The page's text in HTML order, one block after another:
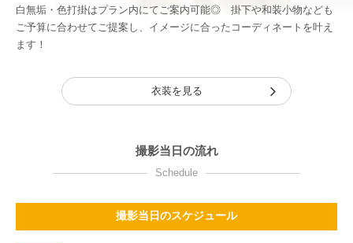
白無垢・色打掛はプラン内にてご案内可能◎ 掛下や和装小物なども
ご予算に合わせてご提案し、イメージに合ったコーディネートを叶え
ます！
衣装を見る
撮影当日の流れ
Schedule
撮影当日のスケジュール